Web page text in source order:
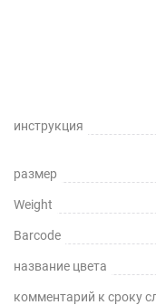
Не скрывает
Приглушает
Долговечно
До 5 лет
инструкция
размер
Weight
Barcode
название цвета
комментарий к сроку